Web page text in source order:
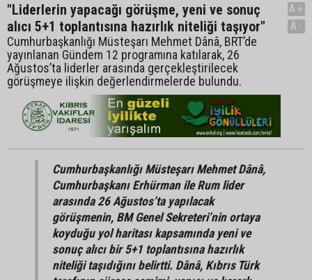
"Liderlerin yapacağı görüşme, yeni ve sonuç
alıcı 5+1 toplantısına hazırlık niteliği taşıyor"
Cumhurbaşkanlığı Müsteşarı Mehmet Dânâ, BRT’de
yayınlanan Gündem 12 programına katılarak, 26
Ağustos’ta liderler arasında gerçekleştirilecek
görüşmeye ilişkin değerlendirmelerde bulundu.
A+
A-
Cumhurbaşkanlığı Müsteşarı Mehmet Dânâ,
Cumhurbaşkanı Erhürman ile Rum lider
arasında 26 Ağustos’ta yapılacak
görüşmenin, BM Genel Sekreteri’nin ortaya
koyduğu yol haritası kapsamında yeni ve
sonuç alıcı bir 5+1 toplantısına hazırlık
niteliği taşıdığını belirtti. Dânâ, Kıbrıs Türk